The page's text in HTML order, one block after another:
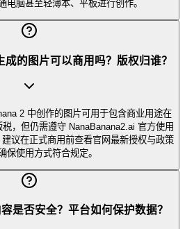
电脑甚至轻薄本、平板进行创作。
的图片可以商用吗？版权归谁？
2 中创作的图片可用于包含商业用途在
，但仍需遵守 NanaBanana2.ai 官方使用
议在正式商用前查看官网最新授权与政策
保使用方式符合规定。
是否安全？平台如何保护数据？